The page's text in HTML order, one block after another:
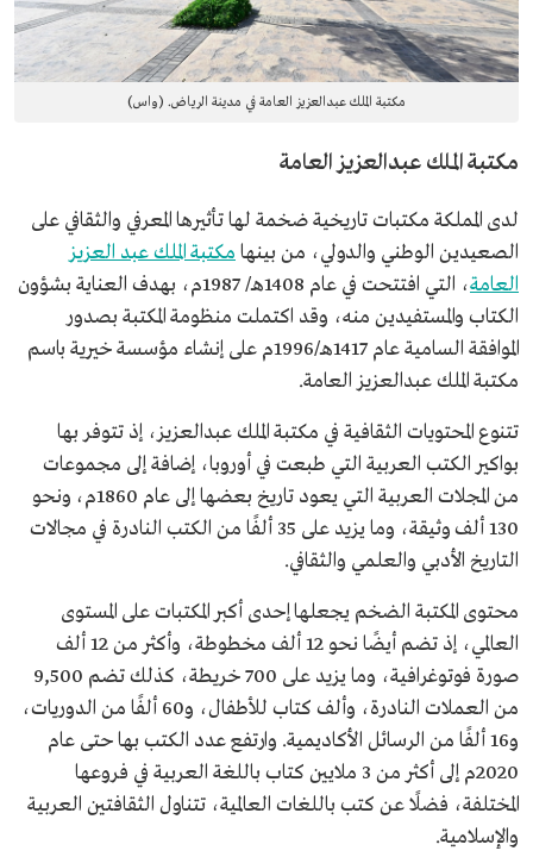
مكتبة الملك عبدالعزيز العامة في مدينة الرياض. (واس)
مكتبة الملك عبدالعزيز العامة
لدى المملكة مكتبات تاريخية ضخمة لها تأثيرها المعرفي والثقافي على
الصعيدين الوطني والدولي، من بينها مكتبة الملك عبد العزيز
العامة
، التي افتتحت في عام 1408هـ/ 1987م، بهدف العناية بشؤون
الكتاب والمستفيدين منه، وقد اكتملت منظومة المكتبة بصدور
الموافقة السامية عام 1417هـ/1996م على إنشاء مؤسسة خيرية باسم
مكتبة الملك عبدالعزيز العامة.
تتنوع المحتويات الثقافية في مكتبة الملك عبدالعزيز، إذ تتوفر بها
بواكير الكتب العربية التي طبعت في أوروبا، إضافة إلى مجموعات
من المجلات العربية التي يعود تاريخ بعضها إلى عام 1860م، ونحو
130 ألف وثيقة، وما يزيد على 35 ألفًا من الكتب النادرة في مجالات
التاريخ الأدبي والعلمي والثقافي.
محتوى المكتبة الضخم يجعلها إحدى أكبر المكتبات على المستوى
العالمي، إذ تضم أيضًا نحو 12 ألف مخطوطة، وأكثر من 12 ألف
صورة فوتوغرافية، وما يزيد على 700 خريطة، كذلك تضم 9,500
من العملات النادرة، وألف كتاب للأطفال، و60 ألفًا من الدوريات،
و16 ألفًا من الرسائل الأكاديمية. وارتفع عدد الكتب بها حتى عام
2020م إلى أكثر من 3 ملايين كتاب باللغة العربية في فروعها
المختلفة، فضلًا عن كتب باللغات العالمية، تتناول الثقافتين العربية
والإسلامية.